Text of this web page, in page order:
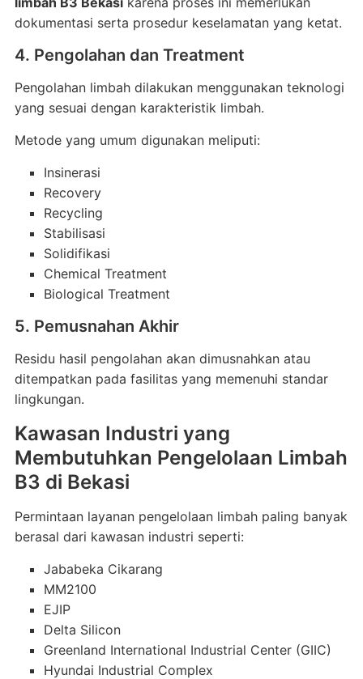
dokumentasi serta prosedur keselamatan yang ketat.
4. Pengolahan dan Treatment
Pengolahan limbah dilakukan menggunakan teknologi
yang sesuai dengan karakteristik limbah.
Metode yang umum digunakan meliputi:
Insinerasi
Recovery
Recycling
Stabilisasi
Solidifikasi
Chemical Treatment
Biological Treatment
5. Pemusnahan Akhir
Residu hasil pengolahan akan dimusnahkan atau
ditempatkan pada fasilitas yang memenuhi standar
lingkungan.
Kawasan Industri yang
Membutuhkan Pengelolaan Limbah
B3 di Bekasi
Permintaan layanan pengelolaan limbah paling banyak
berasal dari kawasan industri seperti:
Jababeka Cikarang
MM2100
EJIP
Delta Silicon
Greenland International Industrial Center (GIIC)
Hyundai Industrial Complex